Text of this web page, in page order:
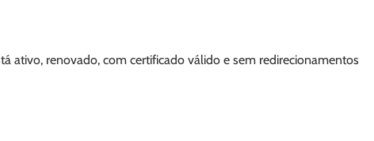
ativo, renovado, com certificado válido e sem redirecionamentos